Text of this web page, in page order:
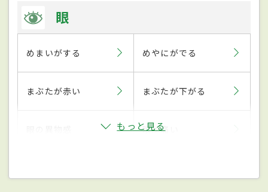
眼
めまいがする めやにがでる
まぶたが赤い まぶたが下がる
眼が痛い
もっと見る